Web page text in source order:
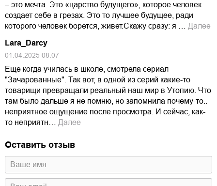
– это мечта. Это «царство будущего», которое человек
создает себе в грезах. Это то лучшее будущее, ради
которого человек борется, живет.Скажу сразу: я …
Далее
Lara_Darcy
01.04.2025 08:07
Еще когда училась в школе, смотрела сериал
"Зачарованные". Так вот, в одной из серий какие-то
товарищи превращали реальный наш мир в Утопию. Что
там было дальше я не помню, но запомнила почему-то..
неприятное ощущение после просмотра. И сейчас, как-
то неприятн…
Далее
Оставить отзыв